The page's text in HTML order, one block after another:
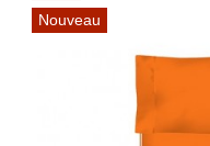
Nouveau